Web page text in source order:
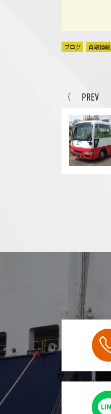
ブログ 買取情報
〈 PREV